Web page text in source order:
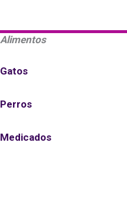
contenido
Alimentos
Gatos
Perros
Medicados